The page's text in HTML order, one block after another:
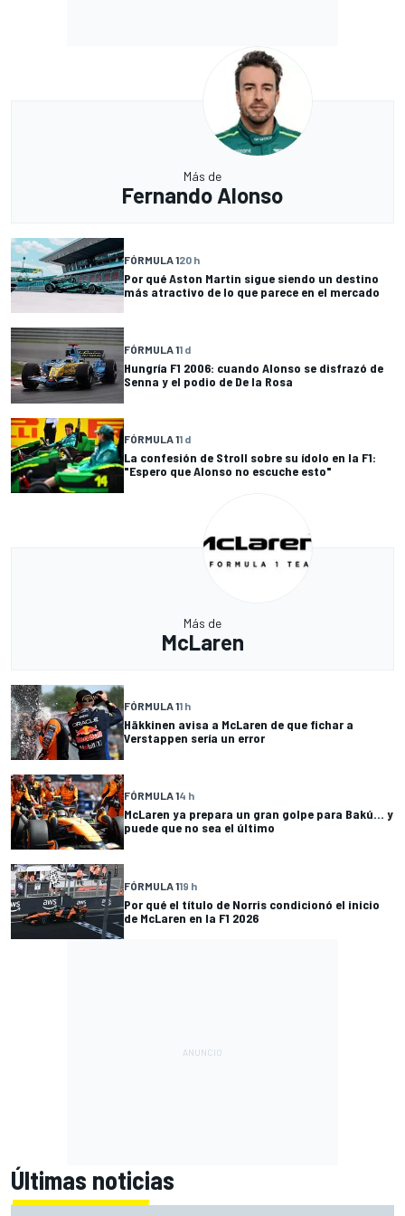
Más de
Fernando Alonso
FÓRMULA 120 h
Por qué Aston Martin sigue siendo un destino
más atractivo de lo que parece en el mercado
FÓRMULA 11 d
Hungría F1 2006: cuando Alonso se disfrazó de
Senna y el podio de De la Rosa
FÓRMULA 11 d
La confesión de Stroll sobre su ídolo en la F1:
"Espero que Alonso no escuche esto"
Más de
McLaren
FÓRMULA 11 h
Häkkinen avisa a McLaren de que fichar a
Verstappen sería un error
FÓRMULA 14 h
McLaren ya prepara un gran golpe para Bakú... y
puede que no sea el último
FÓRMULA 119 h
Por qué el título de Norris condicionó el inicio
de McLaren en la F1 2026
Últimas noticias